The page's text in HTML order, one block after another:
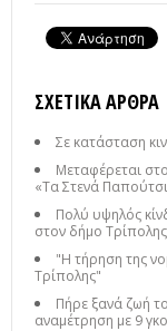
ΣΧΕΤΙΚΆ ΆΡΘΡΑ
Σε κατάσταση
Μεταφέρεται
«Τα Στενά
Πολύ υψηλός
στον δήμο Τρίπολης
"Η τήρηση της
Τρίπολης"
Πήρε ξανά ζωή
αναμέτρηση με 9